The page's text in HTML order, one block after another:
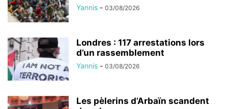
Yannis - 03/08/2026
Londres : 117 arrestations lors
d’un rassemblement
Yannis - 03/08/2026
Les pèlerins d’Arbaïn scandent